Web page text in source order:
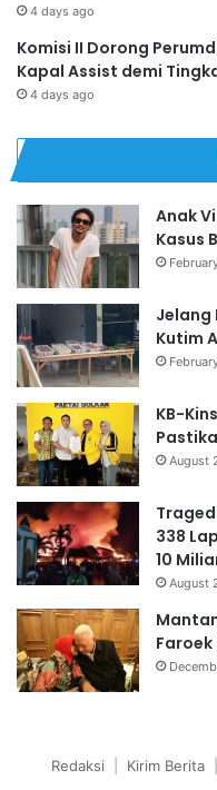
4 days ago
Komisi II Dorong
Kapal Assist demi
4 days ago
Anak
Kasus
Jelang
Kutim
KB-
August
338
10
August
Faroek
Redaksi Kirim Berita